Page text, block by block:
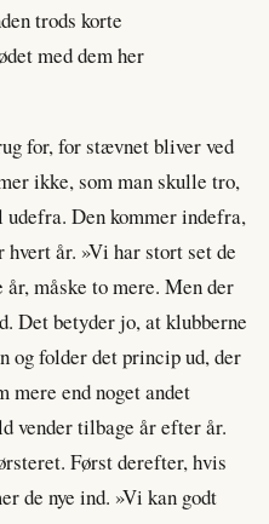
trods korte
med dem her
for, for stævnet bliver ved
ikke, som man skulle tro,
Den kommer indefra,
år. »Vi har stort set de
måske to mere. Men der
Det betyder jo, at klubberne
og folder det princip ud, der
mere end noget andet
vender tilbage år efter år.
Først derefter, hvis
de nye ind. »Vi kan godt